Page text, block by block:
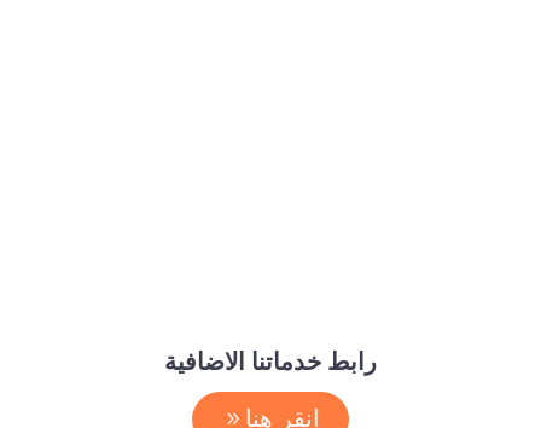
رابط خدماتنا الاضافية
انقر هنا